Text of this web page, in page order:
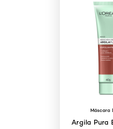
Máscara
Argila Pura